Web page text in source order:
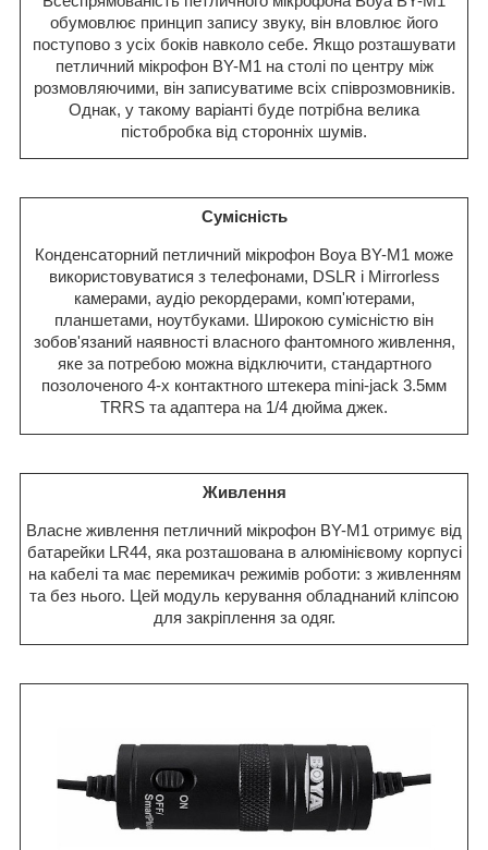
обумовлює принцип запису звуку, він вловлює його
поступово з усіх боків навколо себе. Якщо розташувати
петличний мікрофон BY-M1 на столі по центру між
розмовляючими, він записуватиме всіх співрозмовників.
Однак, у такому варіанті буде потрібна велика
пістобробка від сторонніх шумів.
Сумісність
Конденсаторний петличний мікрофон Boya BY-M1 може
використовуватися з телефонами, DSLR і Mirrorless
камерами, аудіо рекордерами, комп'ютерами,
планшетами, ноутбуками. Широкою сумісністю він
зобов'язаний наявності власного фантомного живлення,
яке за потребою можна відключити, стандартного
позолоченого 4-х контактного штекера mini-jack 3.5мм
TRRS та адаптера на 1/4 дюйма джек.
Живлення
Власне живлення петличний мікрофон BY-M1 отримує від
батарейки LR44, яка розташована в алюмінієвому корпусі
на кабелі та має перемикач режимів роботи: з живленням
та без нього. Цей модуль керування обладнаний кліпсою
для закріплення за одяг.